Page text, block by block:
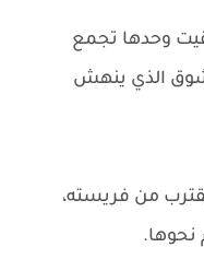
وحدها تجمع
الذي ينهش
من فريسته،
نحوها.